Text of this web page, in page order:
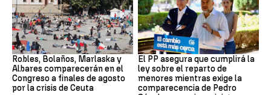
Crisis migratoria
Robles, Bolaños, Marlaska y
Albares comparecerán en el
Congreso a finales de agosto
por la crisis de Ceuta
Crisis migratoria
El PP asegura que cumplirá la
ley sobre el reparto de
menores mientras exige la
comparecencia de Pedro